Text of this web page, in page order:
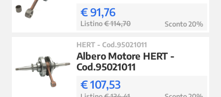
€ 91,76
Listino€ 114,70 Sconto 20%
HERT - Cod.95021011
Albero Motore HERT -
Cod.95021011
€ 107,53